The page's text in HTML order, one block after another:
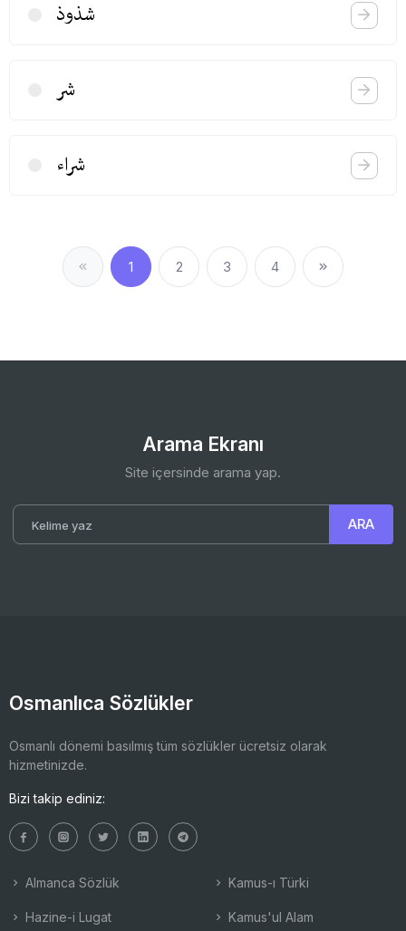
شذوذ
شر
شراء
1 2 3 4
Arama Ekranı
Site içersinde arama yap.
Osmanlıca Sözlükler
Osmanlı dönemi basılmış tüm sözlükler ücretsiz olarak
hizmetinizde.
Bizi takip ediniz:
Almanca Sözlük
Hazine-i Lugat
Kamus-ı Türki
Kamus'ul Alam